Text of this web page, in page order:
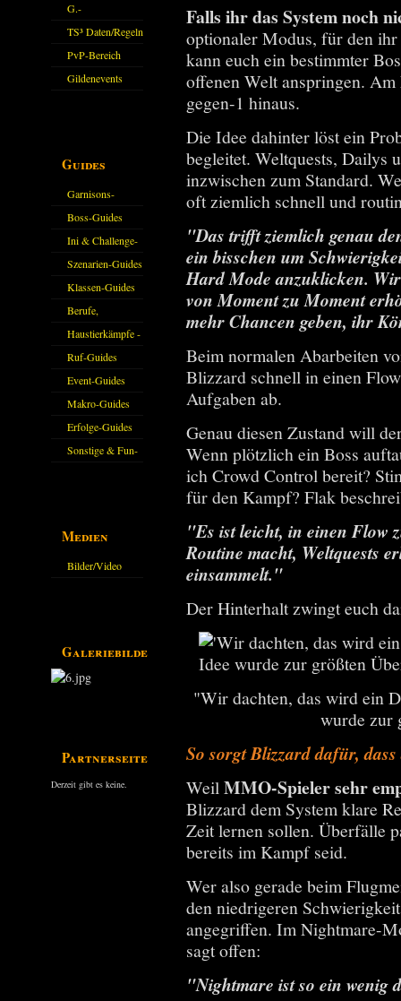
G.-
Sparkasse/Goldleihen
TS³ Daten/Regeln
PvP-Bereich
Gildenevents
Guides
Garnisons-
Guides
Boss-Guides
Ini & Challenge-
Guides
Szenarien-Guides
Klassen-Guides
Berufe,
Farmkarten und
Haustiere
Haustierkämpfe -
Guide
Ruf-Guides
Event-Guides
Makro-Guides
Erfolge-Guides
Sonstige & Fun-
Medien
Bilder/Video
Galeriebilder
Partnerseiten
Derzeit gibt es keine.
Falls ihr das System noch
optionaler Modus, für den
kann euch ein bestimmter
offenen Welt anspringen.
gegen-1 hinaus.
Die Idee dahinter löst ein
begleitet. Weltquests, Dailys
inzwischen zum Standard.
oft ziemlich schnell und
"Das trifft ziemlich genau
ein bisschen um
Hard Mode anzuklicken.
von Moment zu Moment
mehr Chancen geben, ihr
Beim normalen Abarbeiten
Blizzard schnell in einen
Aufgaben ab.
Genau diesen Zustand will
Wenn plötzlich ein Boss
ich Crowd Control bereit?
für den Kampf? Flak
"Es ist leicht, in einen Flow
Routine macht, Weltquests
einsammelt."
Der Hinterhalt zwingt euch
"Wir dachten, das wird ein
wurde zur
So sorgt Blizzard dafür,
WeilMMO-Spieler sehr
Blizzard dem System klare
Zeit lernen sollen. Überfälle
bereits im Kampf seid.
Wer also gerade beim
den niedrigeren
angegriffen. Im Nightmare-
sagt offen:
"Nightmare ist so ein